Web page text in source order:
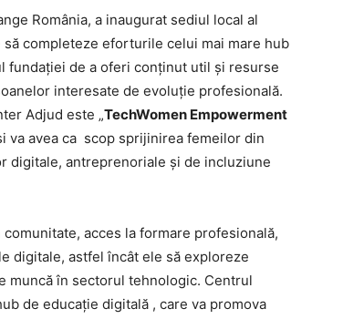
România, a inaugurat sediul local al
completeze eforturile celui mai mare hub
fundației de a oferi conținut util și resurse
interesate de evoluție profesională.
Adjud este „TechWomen Empowerment
va avea ca scop sprijinirea femeilor din
digitale, antreprenoriale și de incluziune
acces la formare profesională,
digitale, astfel încât ele să exploreze
muncă în sectorul tehnologic. Centrul
de educație digitală , care va promova